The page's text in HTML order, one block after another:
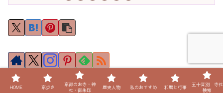
小春
HOME 京歩き
京都のお寺・神
社・御朱印
歴史人物 私のおすすめ 和暦と行事
五十音別 寺社
検索